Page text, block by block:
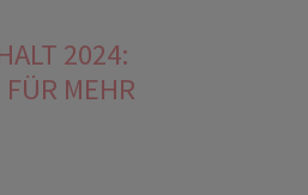
2024:
MEHR